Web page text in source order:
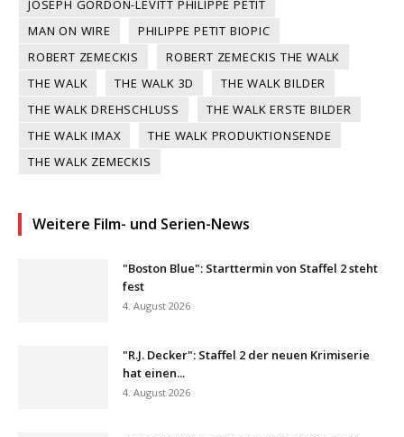
JOSEPH GORDON-LEVITT PHILIPPE PETIT
MAN ON WIRE
PHILIPPE PETIT BIOPIC
ROBERT ZEMECKIS
ROBERT ZEMECKIS THE WALK
THE WALK
THE WALK 3D
THE WALK BILDER
THE WALK DREHSCHLUSS
THE WALK ERSTE BILDER
THE WALK IMAX
THE WALK PRODUKTIONSENDE
THE WALK ZEMECKIS
Weitere Film- und Serien-News
"Boston Blue": Starttermin von Staffel 2 steht
fest
4. August 2026
"R.J. Decker": Staffel 2 der neuen Krimiserie
hat einen...
4. August 2026